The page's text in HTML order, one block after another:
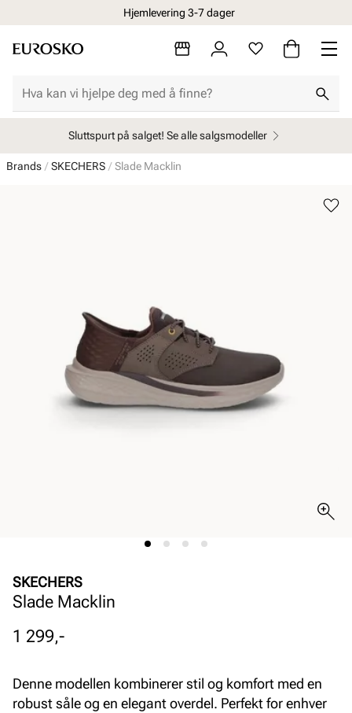
Hjemlevering 3-7 dager
Sluttspurt på salget! Se alle salgsmodeller
Brands SKECHERS Slade Macklin
SKECHERS
Slade Macklin
Pris
1 299,-
Denne modellen kombinerer stil og komfort med en
robust såle og en elegant overdel. Perfekt for enhver